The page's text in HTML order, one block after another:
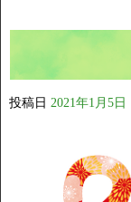
投稿日 2021年1月5日